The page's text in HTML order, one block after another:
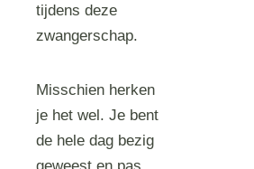
tijdens deze
zwangerschap.
Misschien herken
je het wel. Je bent
de hele dag bezig
geweest en pas